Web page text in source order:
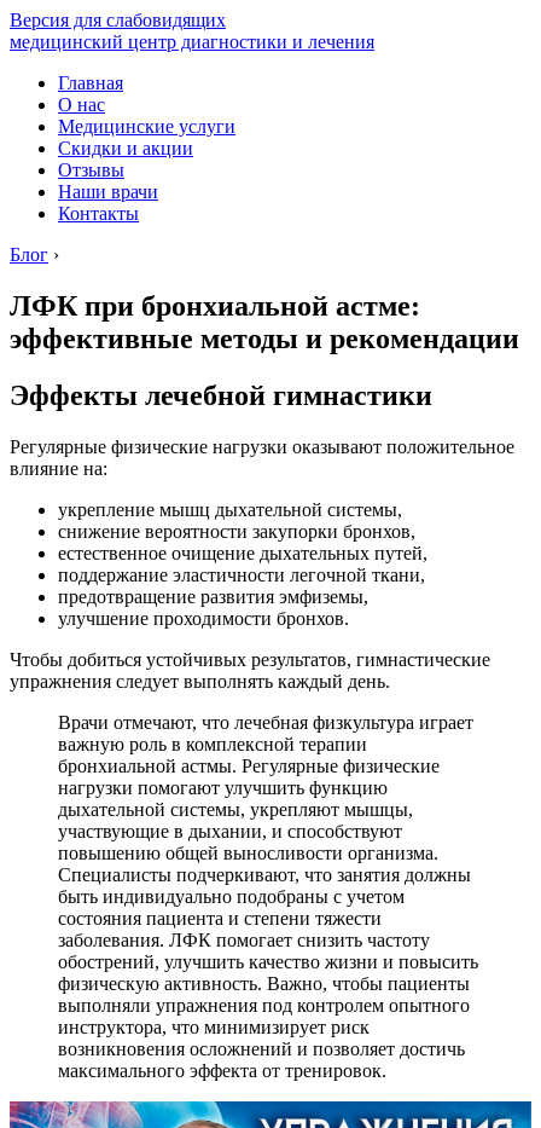
Версия для слабовидящих
медицинский центр диагностики и лечения
Главная
О нас
Медицинские услуги
Скидки и акции
Отзывы
Наши врачи
Контакты
Блог ›
ЛФК при бронхиальной астме:
эффективные методы и рекомендации
Эффекты лечебной гимнастики
Регулярные физические нагрузки оказывают положительное
влияние на:
укрепление мышц дыхательной системы,
снижение вероятности закупорки бронхов,
естественное очищение дыхательных путей,
поддержание эластичности легочной ткани,
предотвращение развития эмфиземы,
улучшение проходимости бронхов.
Чтобы добиться устойчивых результатов, гимнастические
упражнения следует выполнять каждый день.
Врачи отмечают, что лечебная физкультура играет
важную роль в комплексной терапии
бронхиальной астмы. Регулярные физические
нагрузки помогают улучшить функцию
дыхательной системы, укрепляют мышцы,
участвующие в дыхании, и способствуют
повышению общей выносливости организма.
Специалисты подчеркивают, что занятия должны
быть индивидуально подобраны с учетом
состояния пациента и степени тяжести
заболевания. ЛФК помогает снизить частоту
обострений, улучшить качество жизни и повысить
физическую активность. Важно, чтобы пациенты
выполняли упражнения под контролем опытного
инструктора, что минимизирует риск
возникновения осложнений и позволяет достичь
максимального эффекта от тренировок.